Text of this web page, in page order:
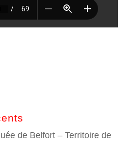
de Belfort – Territoire de